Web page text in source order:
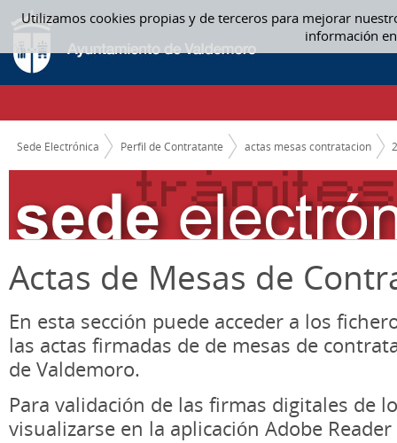
Utilizamos cookies propias y de terceros para mejorar
información
Saltar al contenido
ACTAS MESAS CONTRATACION
CAMINO DE MIGAS
Sede Electrónica Perfil de Contratante actas mesas contratacion
Actas de Mesas de
En esta sección puede acceder a los
las actas firmadas de de mesas de
de Valdemoro.
Para validación de las firmas digitales de
visualizarse en la aplicación Adobe Reader